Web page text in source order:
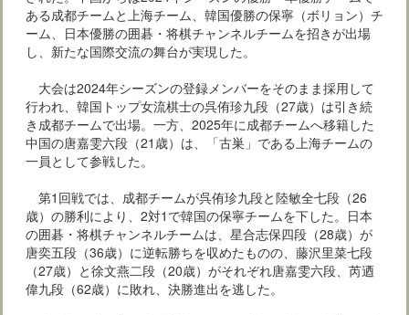
ある成都チームと上海チーム、韓国優勝の保寧（ボリョン）チ
ーム、日本優勝の囲碁・将棋チャンネルチームを招きが出場
し、新たな国際交流の舞台が実現した。
大会は2024年シーズンの登録メンバーをそのまま採用して
行われ、韓国トップ女流棋士の呉侑珍九段（27歳）は引き続
き成都チームで出場。一方、2025年に成都チームへ移籍した
中国の唐嘉雯六段（21歳）は、「古巣」である上海チームの
一員として参戦した。
第1回戦では、成都チームが呉侑珍九段と陸敏全七段（26
歳）の勝利により、2対1で韓国の保寧チームを下した。日本
の囲碁・将棋チャンネルチームは、星合志保四段（28歳）が
唐奕五段（36歳）に逆転勝ちを収めたものの、藤沢里菜七段
（27歳）と徐文燕二段（20歳）がそれぞれ唐嘉雯六段、芮迺
偉九段（62歳）に敗れ、決勝進出を逃した。